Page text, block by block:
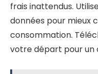
frais inattendus.
données pour mieux
consommation.
votre départ pour un